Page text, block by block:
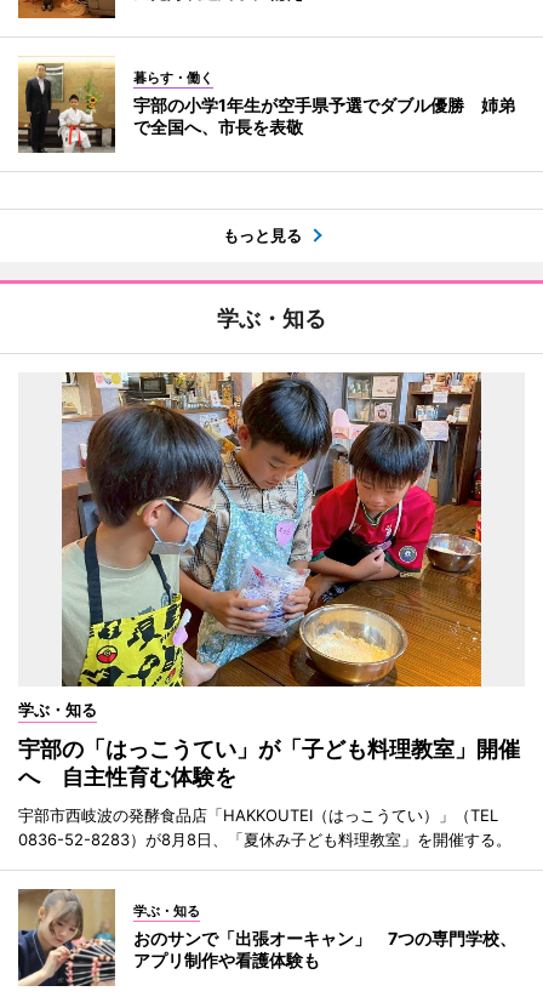
暮らす・働く
宇部の小学1年生が空手県予選でダブル優勝 姉弟
で全国へ、市長を表敬
もっと見る
学ぶ・知る
学ぶ・知る
宇部の「はっこうてい」が「子ども料理教室」開催
へ 自主性育む体験を
宇部市西岐波の発酵食品店「HAKKOUTEI（はっこうてい）」（TEL
0836-52-8283）が8月8日、「夏休み子ども料理教室」を開催する。
学ぶ・知る
おのサンで「出張オーキャン」 7つの専門学校、
アプリ制作や看護体験も